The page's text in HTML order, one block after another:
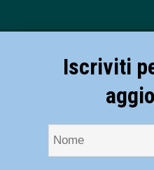
Iscriviti